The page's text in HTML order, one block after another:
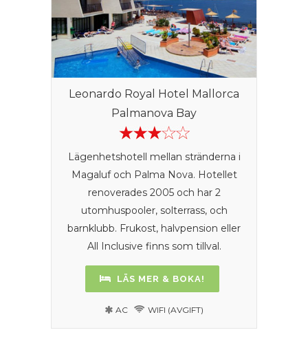
Leonardo Royal Hotel Mallorca
Palmanova Bay
Lägenhetshotell mellan stränderna i
Magaluf och Palma Nova. Hotellet
renoverades 2005 och har 2
utomhuspooler, solterrass, och
barnklubb. Frukost, halvpension eller
All Inclusive finns som tillval.
LÄS MER & BOKA!
AC WIFI (AVGIFT)